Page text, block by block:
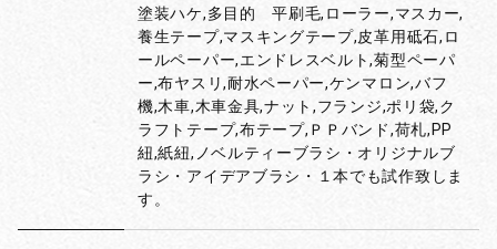
塗装ハケ,多目的 平刷毛,ローラー,マスカー,
養生テープ,マスキングテープ,皮革用砥石,ロ
ールペーパー,エンドレスベルト,菊型ペーパ
ー,布ヤスリ,耐水ペーパー,ケンマロン,バフ
機,木車,木車金具,ナット,フランジ,ポリ袋,ク
ラフトテープ,布テープ,ＰＰバンド,荷札,PP
紐,紙紐,ノベルティーブラシ・オリジナルブ
ラシ・アイデアブラシ・１本でも試作致しま
す。